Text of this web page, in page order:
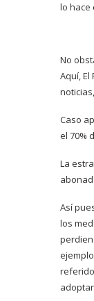
lo hace
No
Aquí,
Caso
el 70%
La
Así
los